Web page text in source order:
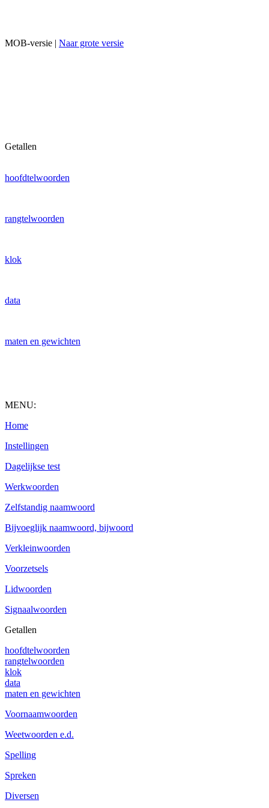
MOB-versie | Naar grote versie
Getallen
hoofdtelwoorden
rangtelwoorden
klok
data
maten en gewichten
MENU:
Home
Instellingen
Dagelijkse test
Werkwoorden
Zelfstandig naamwoord
Bijvoeglijk naamwoord, bijwoord
Verkleinwoorden
Voorzetsels
Lidwoorden
Signaalwoorden
Getallen
hoofdtelwoorden
rangtelwoorden
klok
data
maten en gewichten
Voornaamwoorden
Weetwoorden e.d.
Spelling
Spreken
Diversen